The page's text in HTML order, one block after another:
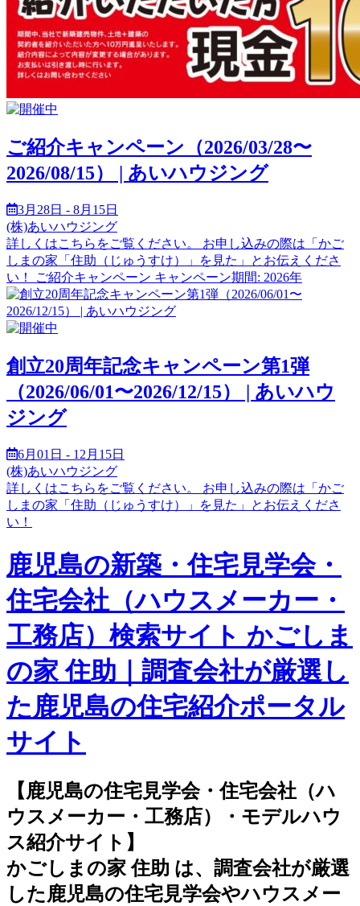
ご紹介キャンペーン（2026/03/28〜
2026/08/15） | あいハウジング
3月28日 - 8月15日
(株)あいハウジング
詳しくはこちらをご覧ください。 お申し込みの際は「かご
しまの家「住助（じゅうすけ）」を見た」とお伝えくださ
い！ ご紹介キャンペーン キャンペーン期間: 2026年
創立20周年記念キャンペーン第1弾
（2026/06/01〜2026/12/15） | あいハウ
ジング
6月01日 - 12月15日
(株)あいハウジング
詳しくはこちらをご覧ください。 お申し込みの際は「かご
しまの家「住助（じゅうすけ）」を見た」とお伝えくださ
い！
鹿児島の新築・住宅見学会・
住宅会社（ハウスメーカー・
工務店）検索サイト かごしま
の家 住助｜調査会社が厳選し
た鹿児島の住宅紹介ポータル
サイト
【鹿児島の住宅見学会・住宅会社（ハ
ウスメーカー・工務店）・モデルハウ
ス紹介サイト】
かごしまの家 住助 は、調査会社が厳選
した鹿児島の住宅見学会やハウスメー